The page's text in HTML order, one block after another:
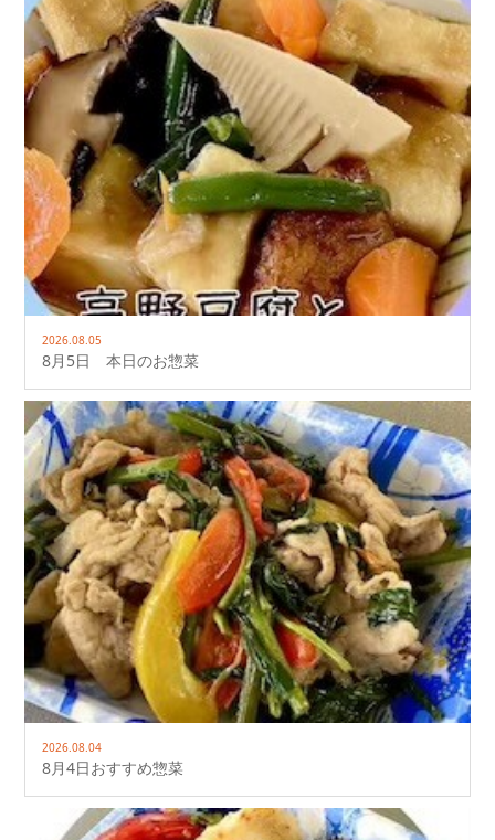
2026.08.05
8月5日 本日のお惣菜
2026.08.04
8月4日おすすめ惣菜